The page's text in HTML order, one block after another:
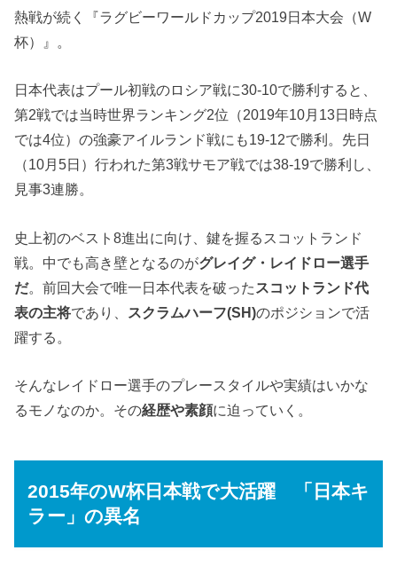
熱戦が続く『ラグビーワールドカップ2019日本大会（W
杯）』。
日本代表はプール初戦のロシア戦に30-10で勝利すると、
第2戦では当時世界ランキング2位（2019年10月13日時点
では4位）の強豪アイルランド戦にも19-12で勝利。先日
（10月5日）行われた第3戦サモア戦では38-19で勝利し、
見事3連勝。
史上初のベスト8進出に向け、鍵を握るスコットランド
戦。中でも高き壁となるのがグレイグ・レイドロー選手
だ。前回大会で唯一日本代表を破った スコットランド代
表の主将であり、 スクラムハーフ(SH)のポジションで活
躍する。
そんなレイドロー選手のプレースタイルや実績はいかな
るモノなのか。その経歴や素顔に迫っていく。
2015年のW杯日本戦で大活躍 「日本キ
ラー」の異名